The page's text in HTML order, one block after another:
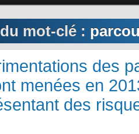
mot-clé :
des
menées en
des